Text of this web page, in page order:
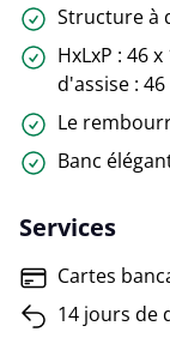
Structure à
HxLxP : 46
d'assise : 46
Le
Banc
Services
Cartes
14 jours de